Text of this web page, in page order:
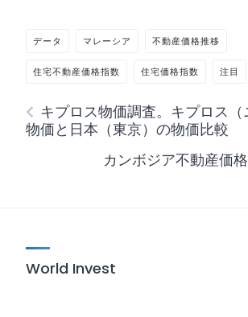
データ マレーシア 不動産価格推移
住宅不動産価格指数 住宅価格指数 注目
キプロス物価調査。キプロス
物価と日本（東京）の物価比較
カンボジア不動産価
World Invest